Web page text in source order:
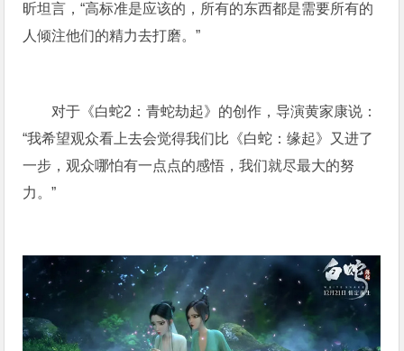
昕坦言，“高标准是应该的，所有的东西都是需要所有的
人倾注他们的精力去打磨。”
对于《白蛇2：青蛇劫起》的创作，导演黄家康说：
“我希望观众看上去会觉得我们比《白蛇：缘起》又进了
一步，观众哪怕有一点点的感悟，我们就尽最大的努
力。”